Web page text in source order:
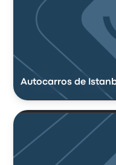
Autocarros de